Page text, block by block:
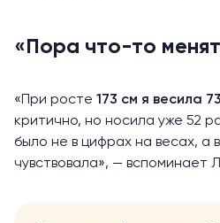
«Пора что-то
«При росте 173 см я весила
критично, но носила уже 52
было не в цифрах на весах, а
чувствовала», — вспоминает